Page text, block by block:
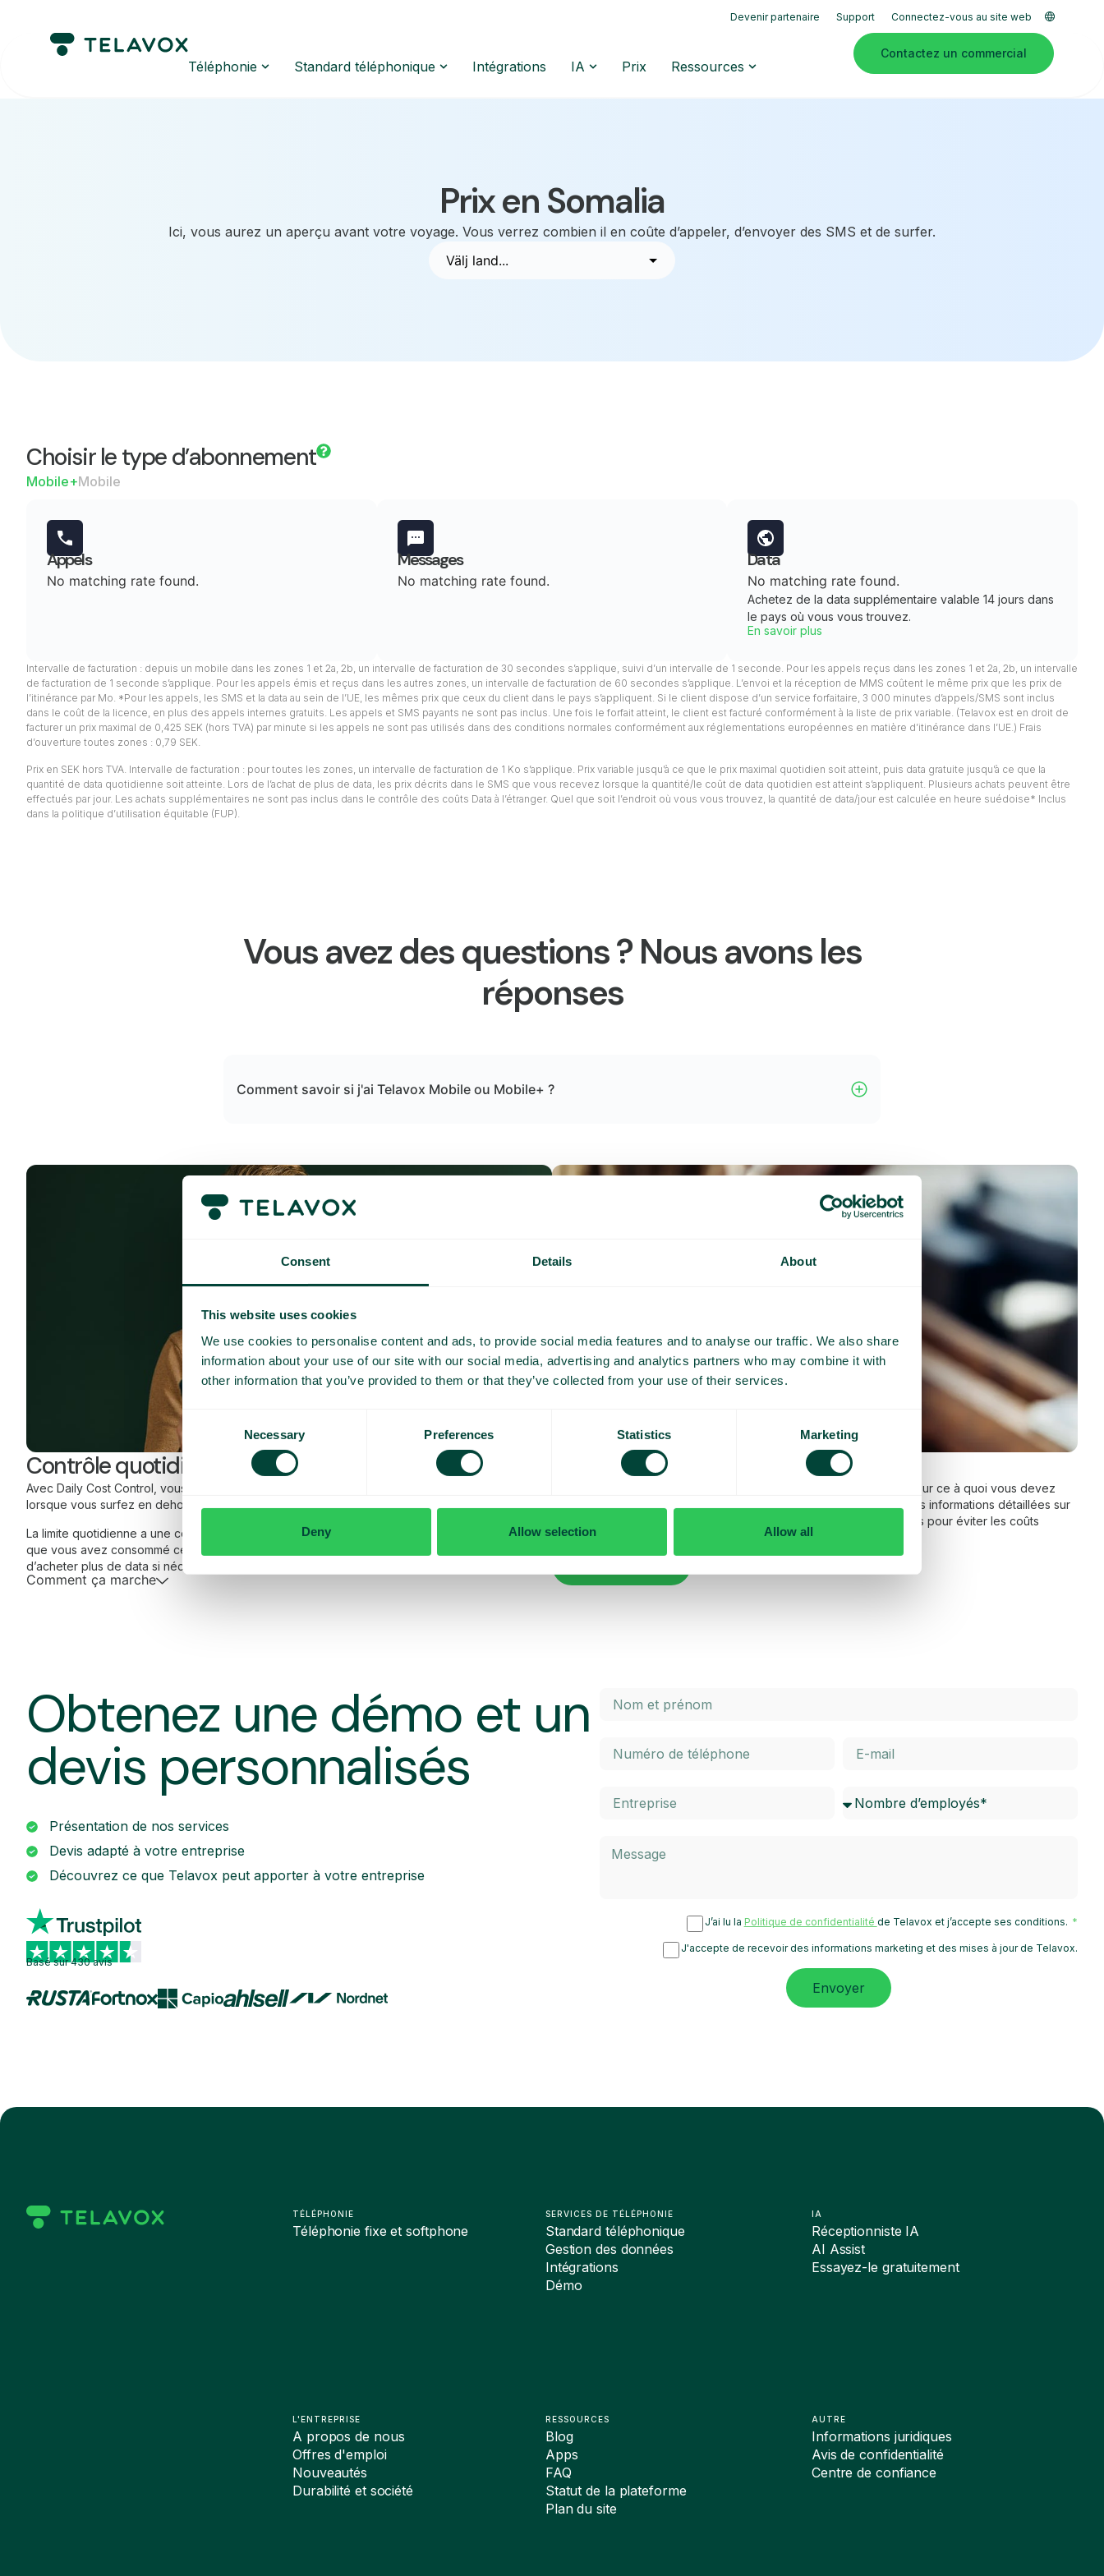
Consent Details About
This website uses cookies
We use cookies to personalise content and ads, to provide social media features and to analyse our traffic. We also share
information about your use of our site with our social media, advertising and analytics partners who may combine it with
other information that you’ve provided to them or that they’ve collected from your use of their services.
Consent
Necessary Preferences Statistics Marketing
Deny Allow selection Allow all
Devenir partenaire Support Connectez-vous au site web
Téléphonie Standard téléphonique Intégrations IA Prix Ressources
Contactez un commercial
Prix en Somalia
Ici, vous aurez un aperçu avant votre voyage. Vous verrez combien il en coûte d’appeler, d’envoyer des SMS et de surfer.
Choisir le type d’abonnement
Mobile+Mobile
Appels
No matching rate found.
Messages
No matching rate found.
Data
No matching rate found.
Achetez de la data supplémentaire valable 14 jours dans
le pays où vous vous trouvez.
En savoir plus
Intervalle de facturation : depuis un mobile dans les zones 1 et 2a, 2b, un intervalle de facturation de 30 secondes s’applique, suivi d’un intervalle de 1 seconde. Pour les appels reçus dans les zones 1 et 2a, 2b, un intervalle
de facturation de 1 seconde s’applique. Pour les appels émis et reçus dans les autres zones, un intervalle de facturation de 60 secondes s’applique. L’envoi et la réception de MMS coûtent le même prix que les prix de
l’itinérance par Mo. *Pour les appels, les SMS et la data au sein de l’UE, les mêmes prix que ceux du client dans le pays s’appliquent. Si le client dispose d’un service forfaitaire, 3 000 minutes d’appels/SMS sont inclus
dans le coût de la licence, en plus des appels internes gratuits. Les appels et SMS payants ne sont pas inclus. Une fois le forfait atteint, le client est facturé conformément à la liste de prix variable. (Telavox est en droit de
facturer un prix maximal de 0,425 SEK (hors TVA) par minute si les appels ne sont pas utilisés dans des conditions normales conformément aux réglementations européennes en matière d’itinérance dans l’UE.) Frais
d’ouverture toutes zones : 0,79 SEK.
Prix en SEK hors TVA. Intervalle de facturation : pour toutes les zones, un intervalle de facturation de 1 Ko s’applique. Prix variable jusqu’à ce que le prix maximal quotidien soit atteint, puis data gratuite jusqu’à ce que la
quantité de data quotidienne soit atteinte. Lors de l’achat de plus de data, les prix décrits dans le SMS que vous recevez lorsque la quantité/le coût de data quotidien est atteint s’appliquent. Plusieurs achats peuvent être
effectués par jour. Les achats supplémentaires ne sont pas inclus dans le contrôle des coûts Data à l’étranger. Quel que soit l’endroit où vous vous trouvez, la quantité de data/jour est calculée en heure suédoise* Inclus
dans la politique d’utilisation équitable (FUP).
Vous avez des questions ? Nous avons les
réponses
Comment savoir si j'ai Telavox Mobile ou Mobile+ ?
Contrôle quotidien des coûts
Avec Daily Cost Control, vous, en tant que client, pouvez mieux contrôler vos coûts quotidiens
lorsque vous surfez en dehors de l’UE/EEE.
La limite quotidienne a une certaine quantité de data à un prix maximal prédéterminé. Une fois
que vous avez consommé cette quantité de data, vous recevez un SMS et avez la possibilité
d’acheter plus de data si nécessaire.
Comment ça marche
Questions et réponses fréquentes
Vous voulez en savoir plus sur le fonctionnement de l’itinérance et sur ce à quoi vous devez
penser lorsque vous voyagez ? Dans notre FAQ, vous trouverez des informations détaillées sur
l’itinérance à l’intérieur et à l’extérieur de l’UE, ainsi que des conseils pour éviter les coûts
élevés. Cliquez sur le bouton ci-dessous pour en savoir plus.
Obtenez une démo et un
devis personnalisés
Présentation de nos services
Devis adapté à votre entreprise
Découvrez ce que Telavox peut apporter à votre entreprise
Basé sur 430 avis
J’ai lu la Politique de confidentialité de Telavox et j’accepte ses conditions.
J'accepte de recevoir des informations marketing et des mises à jour de Telavox.
Envoyer
TÉLÉPHONIE
Téléphonie fixe et softphone
L'ENTREPRISE
A propos de nous
Offres d'emploi
Nouveautés
Durabilité et société
SERVICES DE TÉLÉPHONIE
Standard téléphonique
Gestion des données
Intégrations
Démo
RESSOURCES
Blog
Apps
FAQ
Statut de la plateforme
Plan du site
IA
Réceptionniste IA
AI Assist
Essayez-le gratuitement
AUTRE
Informations juridiques
Avis de confidentialité
Centre de confiance